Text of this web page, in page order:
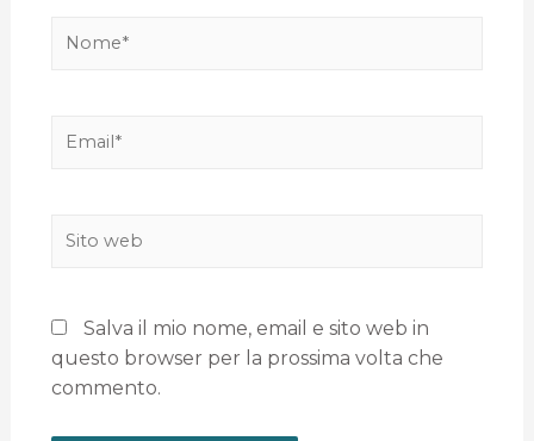
Salva il mio nome, email e sito web in
questo browser per la prossima volta che
commento.